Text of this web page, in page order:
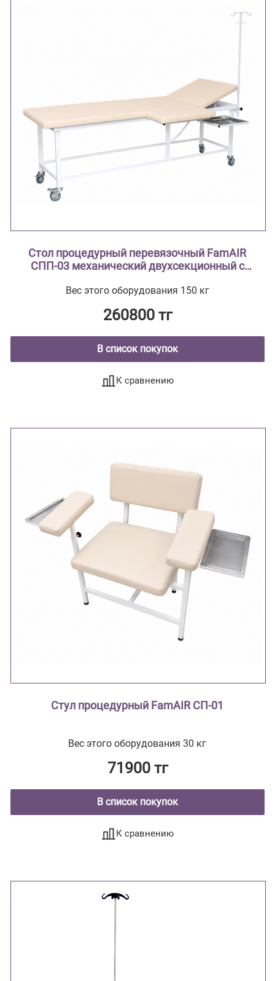
Стол процедурный перевязочный FamAIR
СПП-03 механический двухсекционный с
Вес этого оборудования 150 кг
260800 тг
В список покупок
К сравнению
Стул процедурный FamAIR СП-01
Вес этого оборудования 30 кг
71900 тг
В список покупок
К сравнению